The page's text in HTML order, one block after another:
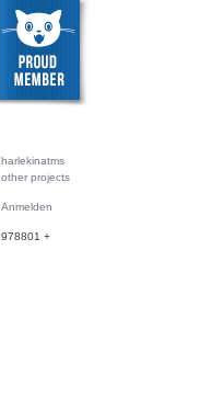
harlekinatms
other projects
Anmelden
978801 +